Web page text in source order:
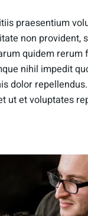
praesentium
non provident,
quidem rerum
nihil impedit
dolor
ut et voluptates